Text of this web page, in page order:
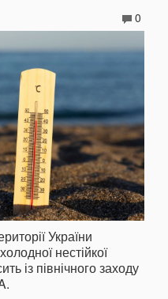
0
України
нестійкої
із північного заходу